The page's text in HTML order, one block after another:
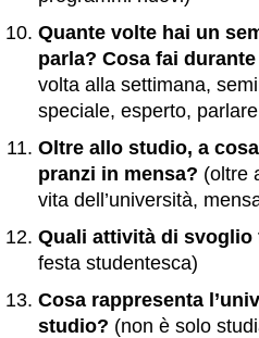
Quante volte hai un
parla? Cosa fai
volta alla settimana,
speciale, esperto,
Oltre allo studio, a
pranzi in mensa? (oltre
vita dell’università,
Quali attività di svoglio
festa studentesca)
Cosa rappresenta
studio? (non è solo